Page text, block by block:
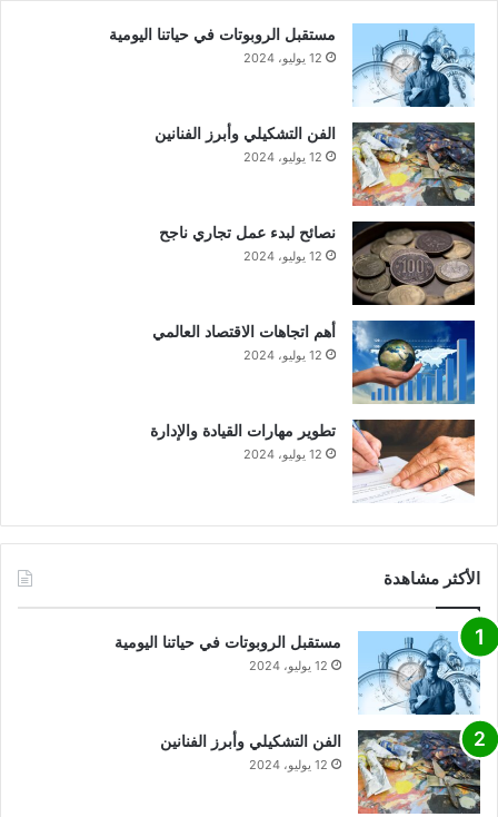
مستقبل الروبوتات في حياتنا اليومية
12 يوليو، 2024
الفن التشكيلي وأبرز الفنانين
12 يوليو، 2024
نصائح لبدء عمل تجاري ناجح
12 يوليو، 2024
أهم اتجاهات الاقتصاد العالمي
12 يوليو، 2024
تطوير مهارات القيادة والإدارة
12 يوليو، 2024
الأكثر مشاهدة
مستقبل الروبوتات في حياتنا اليومية
12 يوليو، 2024
الفن التشكيلي وأبرز الفنانين
12 يوليو، 2024